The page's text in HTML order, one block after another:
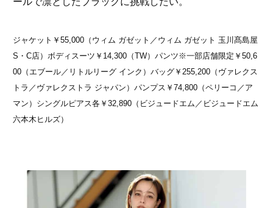
ジャケット￥55,000（ウィム ガゼット／ウィム ガゼット 玉川髙島屋
S・C店）ボディスーツ￥14,300（TW）パンツ※一部店舗限定￥50,6
00（エブール／リトルリーグ インク）バッグ￥255,200（ヴァレクス
トラ／ヴァレクストラ ジャパン）パンプス￥74,800（ペリーコ／ア
マン）シングルピアス各￥32,890（ビジュードエム／ビジュードエム
六本木ヒルズ）